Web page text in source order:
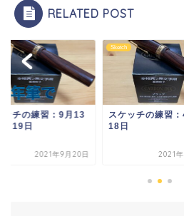
RELATED POST
ッチの練習：4月12-
2021年4月20日
Sketch
スケッチの練習
日-5月2日
2021